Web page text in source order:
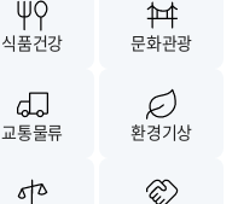
식품건강 문화관광
교통물류 환경기상